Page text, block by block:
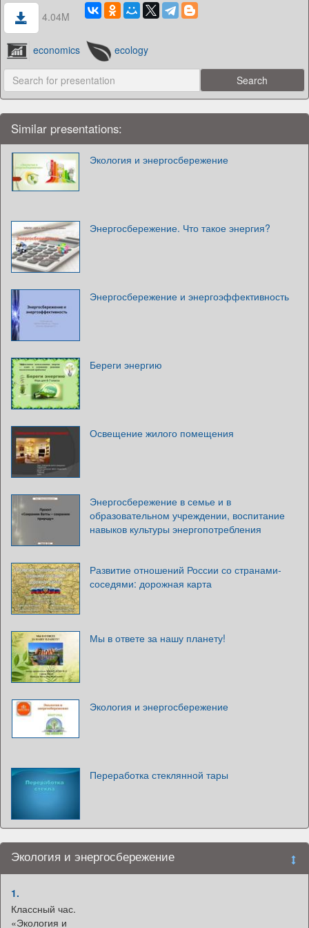
4.04M
economics ecology
Similar presentations:
Экология и энергосбережение
Энергосбережение. Что такое энергия?
Энергосбережение и энергоэффективность
Береги энергию
Освещение жилого помещения
Энергосбережение в семье и в
образовательном учреждении, воспитание
навыков культуры энергопотребления
Развитие отношений России со странами-
соседями: дорожная карта
Мы в ответе за нашу планету!
Экология и энергосбережение
Переработка стеклянной тары
Экология и энергосбережение
1.
Классный час.
«Экология и